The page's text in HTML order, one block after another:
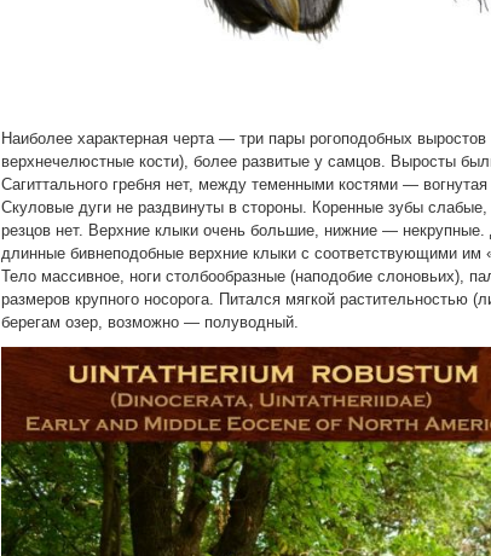
Наиболее характерная черта — три пары рогоподобных
верхнечелюстные кости), более развитые у самцов. Выросты
Сагиттального гребня нет, между теменными костями —
Скуловые дуги не раздвинуты в стороны. Коренные зубы
резцов нет. Верхние клыки очень большие, нижние —
длинные бивнеподобные верхние клыки с соответствующими
Тело массивное, ноги столбообразные (наподобие слоновьих),
размеров крупного носорога. Питался мягкой растительностью
берегам озер, возможно — полуводный.